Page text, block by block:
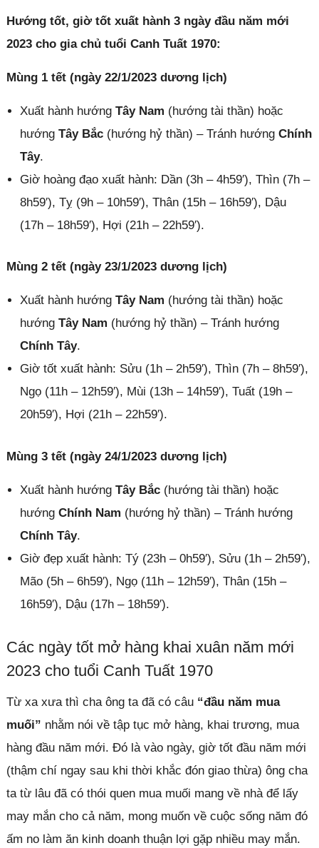
Hướng tốt, giờ tốt xuất hành 3 ngày đầu năm mới
2023 cho gia chủ tuổi Canh Tuất 1970:
Mùng 1 tết (ngày 22/1/2023 dương lịch)
Xuất hành hướng Tây Nam (hướng tài thần) hoặc
hướng Tây Bắc(hướng hỷ thần) – Tránh hướng Chính
Tây.
Giờ hoàng đạo xuất hành: Dần (3h – 4h59′), Thìn (7h –
8h59′), Tỵ (9h – 10h59′), Thân (15h – 16h59′), Dậu
(17h – 18h59′), Hợi (21h – 22h59′).
Mùng 2 tết (ngày 23/1/2023 dương lịch)
Xuất hành hướng Tây Nam (hướng tài thần) hoặc
hướng Tây Nam (hướng hỷ thần) – Tránh hướng
Chính Tây.
Giờ tốt xuất hành: Sửu (1h – 2h59′), Thìn (7h – 8h59′),
Ngọ (11h – 12h59′), Mùi (13h – 14h59′), Tuất (19h –
20h59′), Hợi (21h – 22h59′).
Mùng 3 tết (ngày 24/1/2023 dương lịch)
Xuất hành hướng Tây Bắc(hướng tài thần) hoặc
hướng Chính Nam (hướng hỷ thần) – Tránh hướng
Chính Tây.
Giờ đẹp xuất hành: Tý (23h – 0h59′), Sửu (1h – 2h59′),
Mão (5h – 6h59′), Ngọ (11h – 12h59′), Thân (15h –
16h59′), Dậu (17h – 18h59′).
Các ngày tốt mở hàng khai xuân năm mới
2023 cho tuổi Canh Tuất 1970
Từ xa xưa thì cha ông ta đã có câu “đầu năm mua
muối” nhằm nói về tập tục mở hàng, khai trương, mua
hàng đầu năm mới. Đó là vào ngày, giờ tốt đầu năm mới
(thậm chí ngay sau khi thời khắc đón giao thừa) ông cha
ta từ lâu đã có thói quen mua muối mang về nhà để lấy
may mắn cho cả năm, mong muốn về cuộc sống năm đó
ấm no làm ăn kinh doanh thuận lợi gặp nhiều may mắn.